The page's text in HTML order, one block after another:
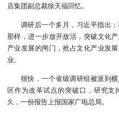
店集团副总裁徐天福回忆。
调研后一个多月，习近平指出
那样，进一步放开放活，突破文化
产业发展的闸门，抢占文化产业发
业。
很快，一个省级调研组被派到
区作为改革试点的突破口，研究支
久，一份报告上报国家广电总局。